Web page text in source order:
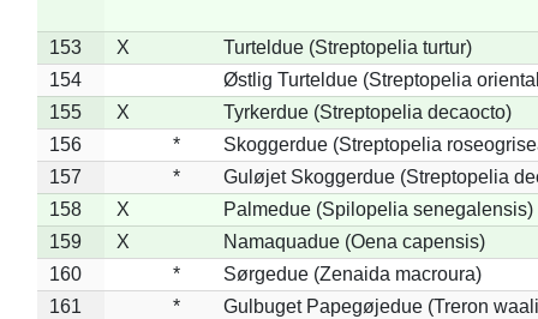
153 X
Turteldue (Streptopelia turtur)
154
Østlig Turteldue (Streptopelia
155
X
Tyrkerdue (Streptopelia decaocto)
156
*
Skoggerdue (Streptopelia
157
*
Guløjet Skoggerdue (Streptopelia
158
X
Palmedue (Spilopelia senegalensis)
159
X
Namaquadue (Oena capensis)
160
*
Sørgedue (Zenaida macroura)
161
*
Gulbuget Papegøjedue (Treron